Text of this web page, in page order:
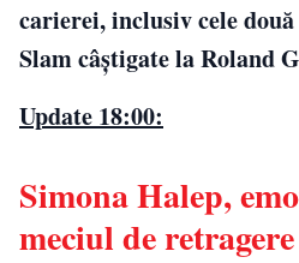
carierei, inclusiv cele
Slam câștigate la Roland
Update 18:00:
Simona Halep,
meciul de